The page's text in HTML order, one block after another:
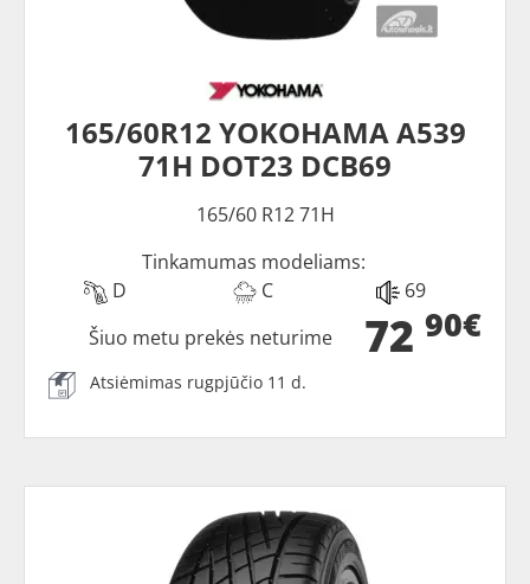
165/60R12 YOKOHAMA A539
71H DOT23 DCB69
165/60 R12 71H
Tinkamumas modeliams:
D
C 69
72 90€
Šiuo metu prekės neturime
Atsiėmimas rugpjūčio 11 d.